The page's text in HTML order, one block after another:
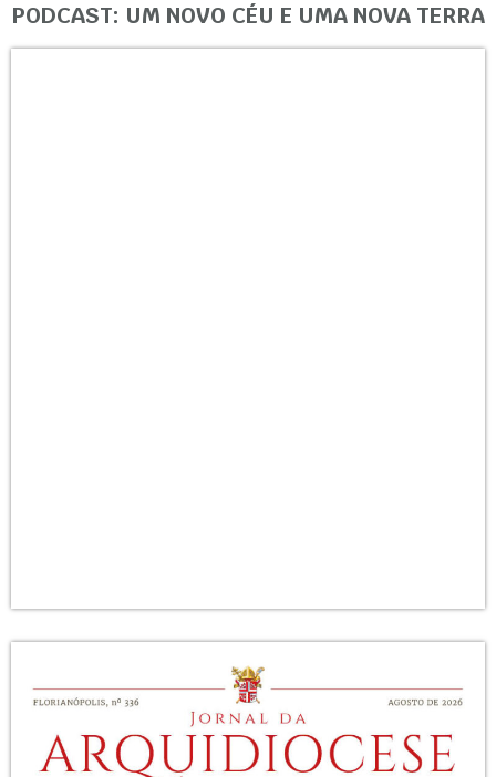
PODCAST: UM NOVO CÉU E UMA NOVA TERRA